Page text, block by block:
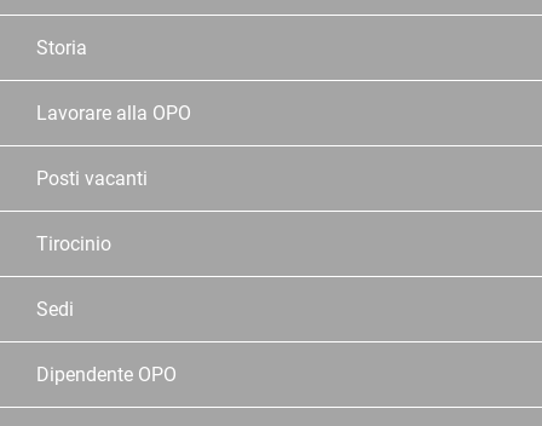
Storia
Lavorare alla OPO
Posti vacanti
Tirocinio
Sedi
Dipendente OPO